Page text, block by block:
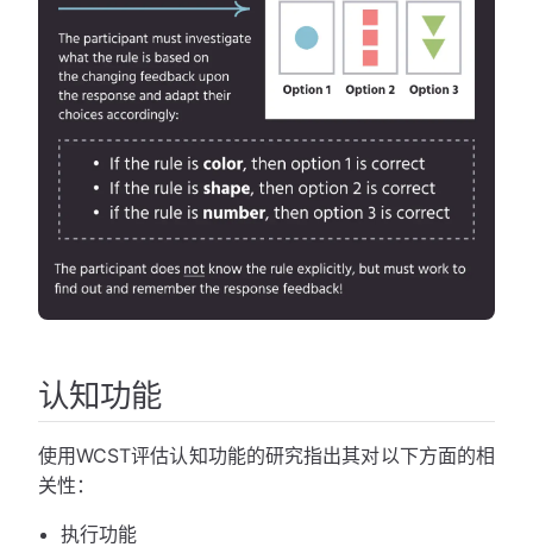
认知功能
使用WCST评估认知功能的研究指出其对以下方面的相
关性：
执行功能